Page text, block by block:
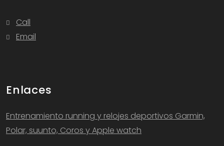
Call
Email
Enlaces
Entrenamiento running y relojes deportivos Garmin,
Polar, suunto, Coros y Apple watch